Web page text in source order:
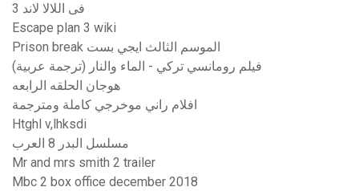
فى اللالا لاند 3
Escape plan 3 wiki
Prison break الموسم الثالث ايجي بست
فيلم رومانسي تركي - الماء والنار (ترجمة عربية)
هوجان الحلقه الرابعه
افلام راني موخرجي كاملة ومترجمة
Htghl v,lhksdi
مسلسل البدر 8 العرب
Mr and mrs smith 2 trailer
Mbc 2 box office december 2018